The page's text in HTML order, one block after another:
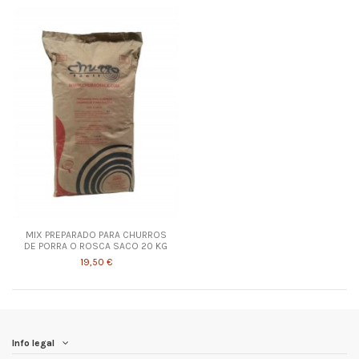
MIX PREPARADO PARA CHURROS
DE PORRA O ROSCA SACO 20 KG
19,50 €
Info legal